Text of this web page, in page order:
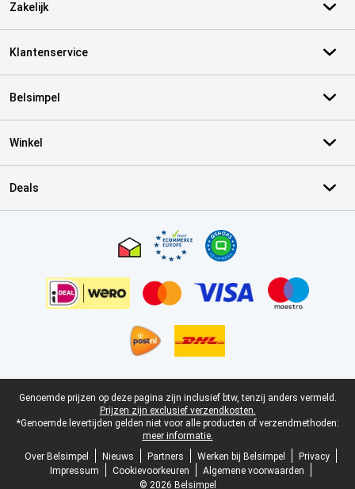
Zakelijk
Klantenservice
Belsimpel
Winkel
Deals
Juridische voettekst
Genoemde prijzen op deze pagina zijn inclusief btw, tenzij anders vermeld.
Prijzen zijn exclusief verzendkosten.
*Genoemde levertijden gelden niet voor alle producten of verzendmethoden:
meer informatie.
Over Belsimpel
Nieuws Partners Werken bij Belsimpel
Privacy
Impressum
Cookievoorkeuren
Algemene voorwaarden
© 2026 Belsimpel